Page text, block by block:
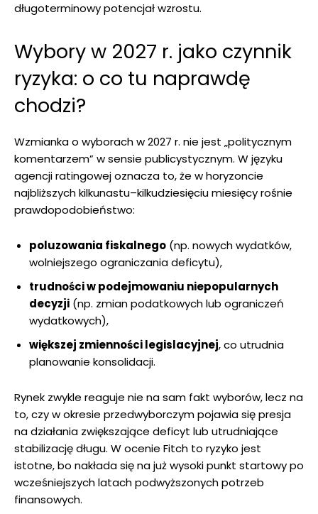
długoterminowy potencjał wzrostu.
Wybory w 2027 r. jako czynnik
ryzyka: o co tu naprawdę
chodzi?
Wzmianka o wyborach w 2027 r. nie jest „politycznym
komentarzem” w sensie publicystycznym. W języku
agencji ratingowej oznacza to, że w horyzoncie
najbliższych kilkunastu–kilkudziesięciu miesięcy rośnie
prawdopodobieństwo:
poluzowania fiskalnego (np. nowych wydatków,
wolniejszego ograniczania deficytu),
trudności w podejmowaniu niepopularnych
decyzji (np. zmian podatkowych lub ograniczeń
wydatkowych),
większej zmienności legislacyjnej, co utrudnia
planowanie konsolidacji.
Rynek zwykle reaguje nie na sam fakt wyborów, lecz na
to, czy w okresie przedwyborczym pojawia się presja
na działania zwiększające deficyt lub utrudniające
stabilizację długu. W ocenie Fitch to ryzyko jest
istotne, bo nakłada się na już wysoki punkt startowy po
wcześniejszych latach podwyższonych potrzeb
finansowych.